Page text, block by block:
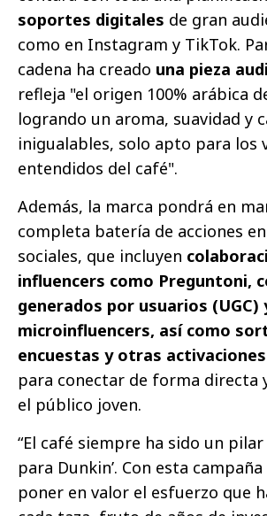
soportes digitales de gran
como en Instagram y TikTok.
cadena ha creado una pieza
refleja "el origen 100% arábica
logrando un aroma, suavidad y
inigualables, solo apto para los
entendidos del café".
Además, la marca pondrá en
completa batería de acciones
sociales, que incluyen
influencers como Preguntoni,
generados por usuarios (UGC)
microinfluencers, así como
encuestas y otras activaciones
para conectar de forma directa
el público joven.
“El café siempre ha sido un
para Dunkin’. Con esta
poner en valor el esfuerzo que